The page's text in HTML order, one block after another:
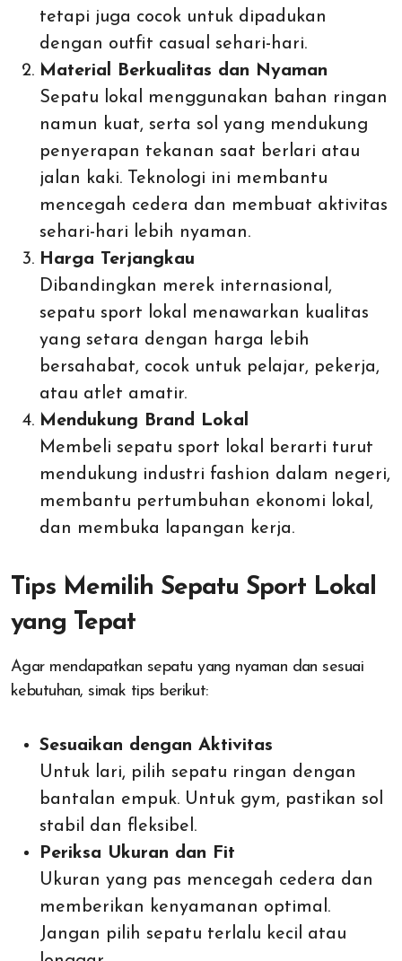
tetapi juga cocok untuk dipadukan
dengan outfit casual sehari-hari.
Material Berkualitas dan Nyaman
Sepatu lokal menggunakan bahan ringan
namun kuat, serta sol yang mendukung
penyerapan tekanan saat berlari atau
jalan kaki. Teknologi ini membantu
mencegah cedera dan membuat aktivitas
sehari-hari lebih nyaman.
Harga Terjangkau
Dibandingkan merek internasional,
sepatu sport lokal menawarkan kualitas
yang setara dengan harga lebih
bersahabat, cocok untuk pelajar, pekerja,
atau atlet amatir.
Mendukung Brand Lokal
Membeli sepatu sport lokal berarti turut
mendukung industri fashion dalam negeri,
membantu pertumbuhan ekonomi lokal,
dan membuka lapangan kerja.
Tips Memilih Sepatu Sport Lokal
yang Tepat
Agar mendapatkan sepatu yang nyaman dan sesuai
kebutuhan, simak tips berikut:
Sesuaikan dengan Aktivitas
Untuk lari, pilih sepatu ringan dengan
bantalan empuk. Untuk gym, pastikan sol
stabil dan fleksibel.
Periksa Ukuran dan Fit
Ukuran yang pas mencegah cedera dan
memberikan kenyamanan optimal.
Jangan pilih sepatu terlalu kecil atau